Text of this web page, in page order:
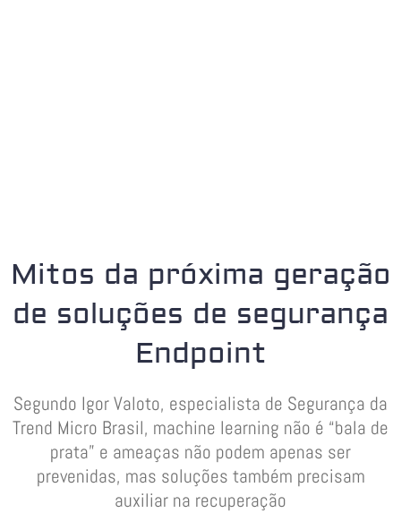
Mitos da próxima geração
de soluções de segurança
Endpoint
Segundo Igor Valoto, especialista de Segurança da
Trend Micro Brasil, machine learning não é “bala de
prata” e ameaças não podem apenas ser
prevenidas, mas soluções também precisam
auxiliar na recuperação